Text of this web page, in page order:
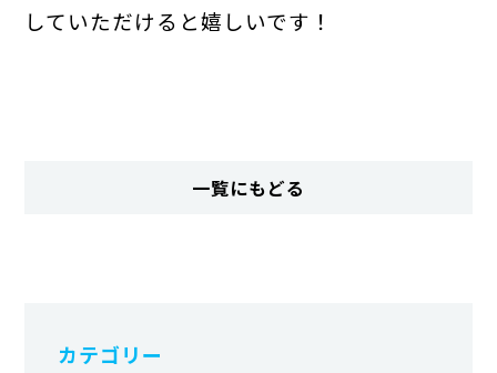
していただけると嬉しいです！
一覧にもどる
カテゴリー